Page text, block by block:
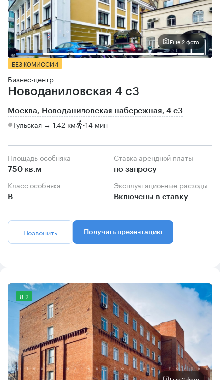
Еще 2 фото
БЕЗ КОМИССИИ
Бизнес-центр
Новоданиловская 4 с3
Москва, Новоданиловская набережная, 4 с3
Тульская → 1.42 км ~14 мин
Площадь особняка
750 кв.м
Ставка арендной платы
по запросу
Класс особняка
B
Эксплуатационные расходы
Включены в ставку
Позвонить Получить презентацию
8.2